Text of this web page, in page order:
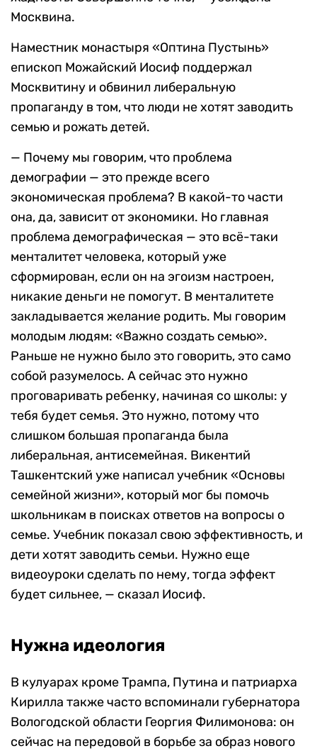
Москвина.
Наместник монастыря «Оптина Пустынь»
епископ Можайский Иосиф поддержал
Москвитину и обвинил либеральную
пропаганду в том, что люди не хотят заводить
семью и рожать детей.
— Почему мы говорим, что проблема
демографии — это прежде всего
экономическая проблема? В какой-то части
она, да, зависит от экономики. Но главная
проблема демографическая — это всё-таки
менталитет человека, который уже
сформирован, если он на эгоизм настроен,
никакие деньги не помогут. В менталитете
закладывается желание родить. Мы говорим
молодым людям: «Важно создать семью».
Раньше не нужно было это говорить, это само
собой разумелось. А сейчас это нужно
проговаривать ребенку, начиная со школы: у
тебя будет семья. Это нужно, потому что
слишком большая пропаганда была
либеральная, антисемейная. Викентий
Ташкентский уже написал учебник «Основы
семейной жизни», который мог бы помочь
школьникам в поисках ответов на вопросы о
семье. Учебник показал свою эффективность, и
дети хотят заводить семьи. Нужно еще
видеоуроки сделать по нему, тогда эффект
будет сильнее, — сказал Иосиф.
Нужна идеология
В кулуарах кроме Трампа, Путина и патриарха
Кирилла также часто вспоминали губернатора
Вологодской области Георгия Филимонова: он
сейчас на передовой в борьбе за образ нового